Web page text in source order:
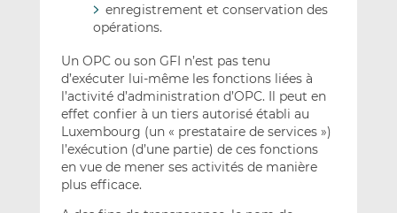
enregistrement et conservation des
opérations.
Un OPC ou son GFI n’est pas tenu
d’exécuter lui-même les fonctions liées à
l’activité d’administration d’OPC. Il peut en
effet confier à un tiers autorisé établi au
Luxembourg (un « prestataire de services »)
l’exécution (d’une partie) de ces fonctions
en vue de mener ses activités de manière
plus efficace.